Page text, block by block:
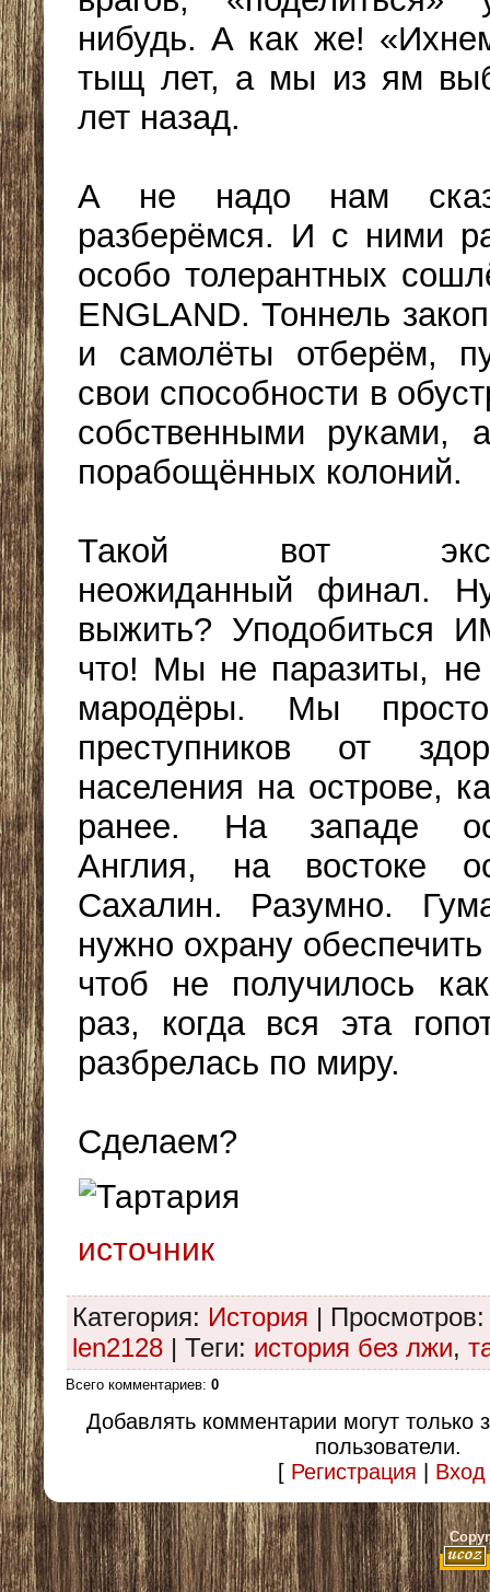
нибудь. А как же!
тыщ лет, а мы из ям
лет назад.
А не надо нам
разберёмся. И с ними
особо толерантных
ЕNGLAND. Тоннель
и самолёты отберём,
свои способности в
собственными руками,
порабощённых колоний.
Такой вот
неожиданный финал.
выжить? Уподобиться
что! Мы не паразиты,
мародёры. Мы
преступников от
населения на острове,
ранее. На западе
Англия, на востоке
Сахалин. Разумно.
нужно охрану
чтоб не получилось
раз, когда вся эта
разбрелась по миру.
Сделаем?
источник
Категория: История | Просмотров:
len2128 | Теги: история без лжи,
Всего комментариев: 0
Добавлять комментарии могут только
пользователи.
[ Регистрация Вход